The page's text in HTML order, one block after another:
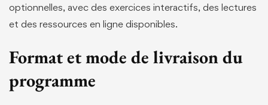
optionnelles, avec des exercices interactifs, des lectures
et des ressources en ligne disponibles.
Format et mode de livraison du
programme